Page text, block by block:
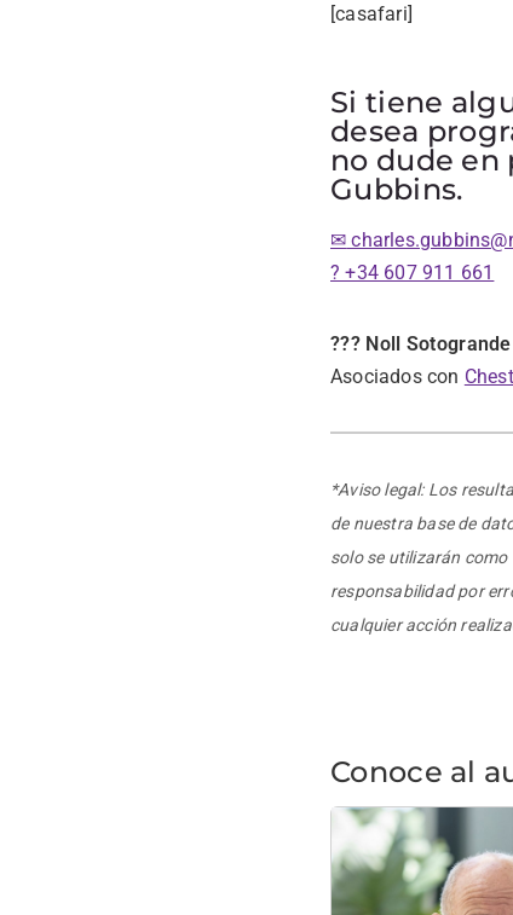
[casafari]
Si tiene
desea
no dude en
Gubbins.
✉
? +34 607 911 661
??? Noll
Asociados con
*Aviso legal: Los
de nuestra base de
solo se utilizarán como
responsabilidad por
cualquier acción
Conoce al